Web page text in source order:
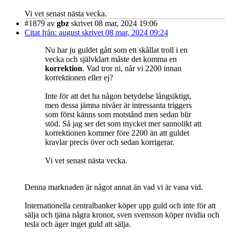
Vi vet senast nästa vecka.
#1879 av gbz skrivet 08 mar, 2024 19:06
Citat från: august skrivet 08 mar, 2024 09:24
Nu har ju guldet gått som ett skållat troll i en
vecka och självklart måste det komma en
korrektion. Vad tror ni, når vi 2200 innan
korrektionen eller ej?
Inte för att det ha någon betydelse långsiktigt,
men dessa jämna nivåer är intressanta triggers
som först känns som motstånd men sedan blir
stöd. Så jag ser det som mycket mer sannolikt att
korrektionen kommer före 2200 än att guldet
kravlar precis över och sedan korrigerar.
Vi vet senast nästa vecka.
Denna marknaden är något annat än vad vi är vana vid.
Internationella centralbanker köper upp guld och inte för att
sälja och tjäna några kronor, sven svensson köper nvidia och
tesla och äger inget guld att sälja.